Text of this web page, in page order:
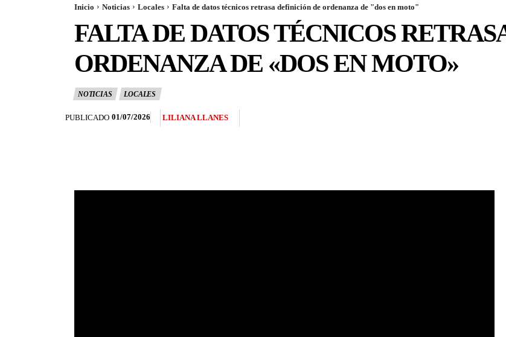
Inicio Noticias Locales Falta de datos técnicos retrasa definición de ordenanza de "dos en moto"
FALTA DE DATOS TÉCNICOS
ORDENANZA DE «DOS EN MOTO»
NOTICIAS LOCALES
PUBLICADO 01/07/2026 LILIANA LLANES